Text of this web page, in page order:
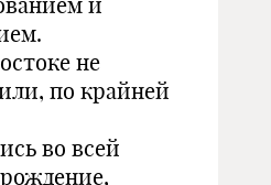
не
по крайней
во всей